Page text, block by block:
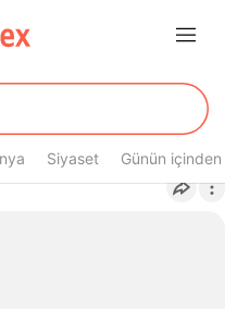
Siyaset Günün içinden